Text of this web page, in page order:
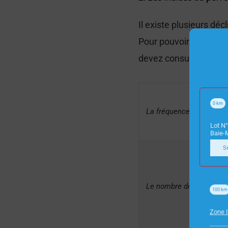
Il existe plusieurs
Pour pouvoir
devez consulter.
La fréquence
Le nombre de cœurs
0 km
Lot
Baie-
100 km
Zone